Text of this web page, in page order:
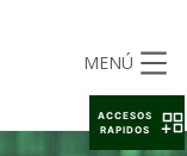
MENÚ
ACCESOS
RAPIDOS